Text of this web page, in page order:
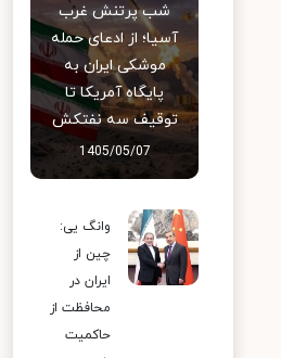
شب پرتنش غرب
آسیا؛ از ادعای حمله
موشکی ایران به
پایگاه آمریکا تا
توقیف سه نفتکش
1405/05/07
وانگ یی:
چین از
ایران در
محافظت از
حاکمیت